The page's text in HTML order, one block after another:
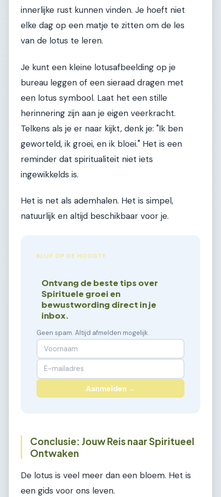
innerlijke rust kunnen vinden. Je hoeft niet
elke dag op een matje te zitten om de les
van de lotus te leren.
Je kunt een kleine lotusafbeelding op je
bureau leggen of een sieraad dragen met
een lotus symbool. Laat het een stille
herinnering zijn aan je eigen veerkracht.
Telkens als je er naar kijkt, denk je: "Ik ben
geworteld, ik groei, en ik bloei." Het is een
reminder dat spiritualiteit niet iets
ingewikkelds is.
Het is net als ademhalen. Het is simpel,
natuurlijk en altijd beschikbaar voor je.
BLIJF OP DE HOOGTE
Ontvang de beste tips over
Spirituele groei en
bewustwording direct in je
inbox.
Geen spam. Altijd afmelden mogelijk.
Aanmelden →
Conclusie: Jouw Reis naar Spiritueel
Ontwaken
De lotus is veel meer dan een bloem. Het is
een gids voor ons leven.